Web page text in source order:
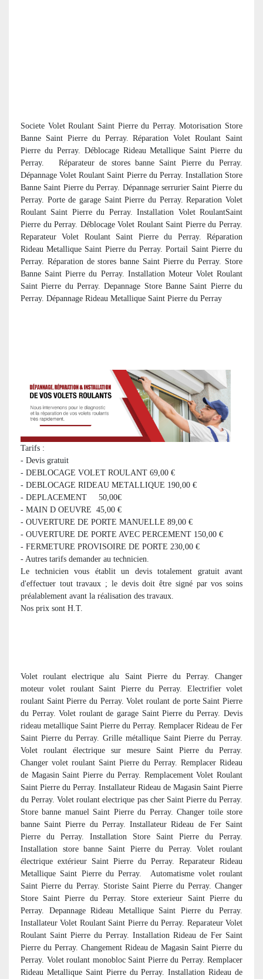
Societe Volet Roulant Saint Pierre du Perray. Motorisation Store
Banne Saint Pierre du Perray. Réparation Volet Roulant Saint
Pierre du Perray. Déblocage Rideau Metallique Saint Pierre du
Perray. Réparateur de stores banne Saint Pierre du Perray.
Dépannage Volet Roulant Saint Pierre du Perray. Installation Store
Banne Saint Pierre du Perray. Dépannage serrurier Saint Pierre du
Perray. Porte de garage Saint Pierre du Perray. Reparation Volet
Roulant Saint Pierre du Perray. Installation Volet RoulantSaint
Pierre du Perray. Déblocage Volet Roulant Saint Pierre du Perray.
Reparateur Volet Roulant Saint Pierre du Perray. Réparation
Rideau Metallique Saint Pierre du Perray. Portail Saint Pierre du
Perray. Réparation de stores banne Saint Pierre du Perray. Store
Banne Saint Pierre du Perray. Installation Moteur Volet Roulant
Saint Pierre du Perray. Depannage Store Banne Saint Pierre du
Perray. Dépannage Rideau Metallique Saint Pierre du Perray
Tarifs :
- Devis gratuit
- DEBLOCAGE VOLET ROULANT 69,00 €
- DEBLOCAGE RIDEAU METALLIQUE 190,00 €
- DEPLACEMENT 50,00€
- MAIN D OEUVRE 45,00 €
- OUVERTURE DE PORTE MANUELLE 89,00 €
- OUVERTURE DE PORTE AVEC PERCEMENT 150,00 €
- FERMETURE PROVISOIRE DE PORTE 230,00 €
- Autres tarifs demander au technicien.
Le technicien vous établit un devis totalement gratuit avant
d'effectuer tout travaux ; le devis doit être signé par vos soins
préalablement avant la réalisation des travaux.
Nos prix sont H.T.
Volet roulant electrique alu Saint Pierre du Perray. Changer
moteur volet roulant Saint Pierre du Perray. Electrifier volet
roulant Saint Pierre du Perray. Volet roulant de porte Saint Pierre
du Perray. Volet roulant de garage Saint Pierre du Perray. Devis
rideau metallique Saint Pierre du Perray. Remplacer Rideau de Fer
Saint Pierre du Perray. Grille métallique Saint Pierre du Perray.
Volet roulant électrique sur mesure Saint Pierre du Perray.
Changer volet roulant Saint Pierre du Perray. Remplacer Rideau
de Magasin Saint Pierre du Perray. Remplacement Volet Roulant
Saint Pierre du Perray. Installateur Rideau de Magasin Saint Pierre
du Perray. Volet roulant electrique pas cher Saint Pierre du Perray.
Store banne manuel Saint Pierre du Perray. Changer toile store
banne Saint Pierre du Perray. Installateur Rideau de Fer Saint
Pierre du Perray. Installation Store Saint Pierre du Perray.
Installation store banne Saint Pierre du Perray. Volet roulant
électrique extérieur Saint Pierre du Perray. Reparateur Rideau
Metallique Saint Pierre du Perray. Automatisme volet roulant
Saint Pierre du Perray. Storiste Saint Pierre du Perray. Changer
Store Saint Pierre du Perray. Store exterieur Saint Pierre du
Perray. Depannage Rideau Metallique Saint Pierre du Perray.
Installateur Volet Roulant Saint Pierre du Perray. Reparateur Volet
Roulant Saint Pierre du Perray. Installation Rideau de Fer Saint
Pierre du Perray. Changement Rideau de Magasin Saint Pierre du
Perray. Volet roulant monobloc Saint Pierre du Perray. Remplacer
Rideau Metallique Saint Pierre du Perray. Installation Rideau de